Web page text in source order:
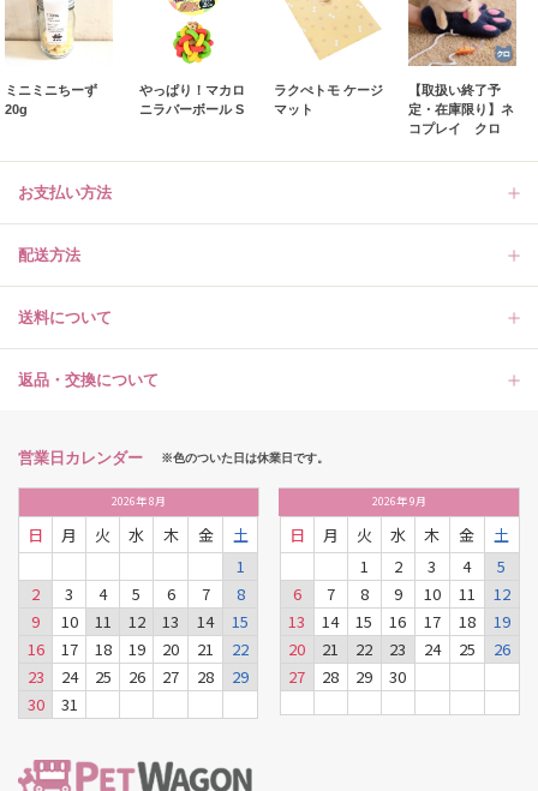
ミニミニちーず
20g
やっぱり！マカロ
ニラバーボール S
ラクぺトモ ケージ
マット
【取扱い終了予
定・在庫限り】ネ
コプレイ クロ
お支払い方法
配送方法
送料について
返品・交換について
営業日カレンダー ※色のついた日は休業日です。
2026年8月
日 月 火 水 木 金
土
1
2
3 4 5 6 7
8
9
10 11 12 13 14
15
16
17 18 19 20 21
22
23
24 25 26 27 28
29
30
31
2026年9月
日 月 火 水 木 金
土
1
2 3 4
5
6
7 8 9 10 11
12
13
14 15 16 17 18
19
20
21 22 23 24 25
26
27
28 29 30